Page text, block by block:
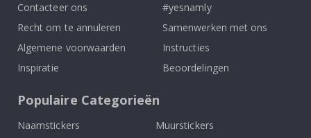
Contacteer ons
Recht om te annuleren
Algemene voorwaarden
Inspiratie
#yesnamly
Samenwerken met ons
Instructies
Beoordelingen
Populaire Categorieën
Naamstickers
Muurstickers